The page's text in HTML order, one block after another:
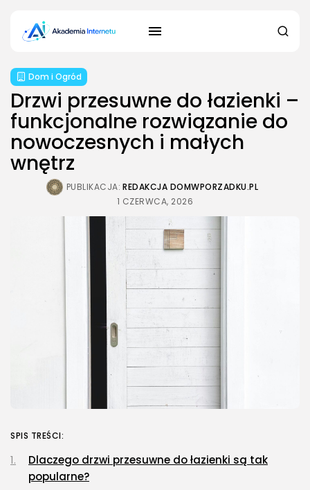
Dom i Ogród
Drzwi przesuwne do łazienki –
funkcjonalne rozwiązanie do
nowoczesnych i małych
wnętrz
PUBLIKACJA: REDAKCJA DOMWPORZADKU.PL
1 CZERWCA, 2026
SPIS TREŚCI:
Dlaczego drzwi przesuwne do łazienki są tak
popularne?